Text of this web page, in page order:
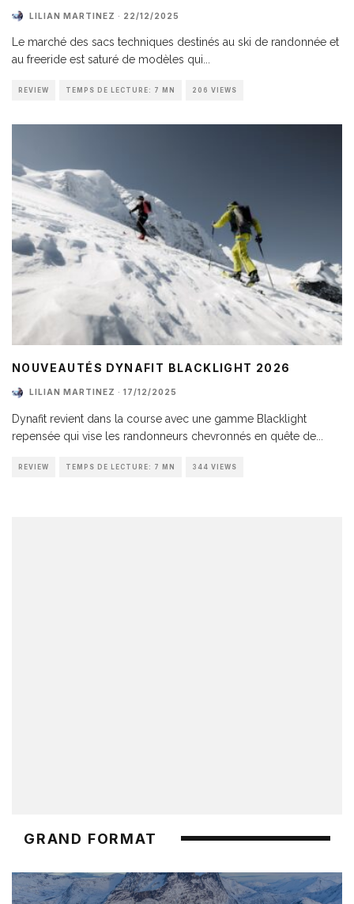
LILIAN MARTINEZ · 22/12/2025
Le marché des sacs techniques destinés au ski de randonnée et
au freeride est saturé de modèles qui
REVIEW TEMPS DE LECTURE: 7 MN 206 VIEWS
NOUVEAUTÉS DYNAFIT BLACKLIGHT 2026
LILIAN MARTINEZ · 17/12/2025
Dynafit revient dans la course avec une gamme Blacklight
repensée qui vise les randonneurs chevronnés en quête de
REVIEW TEMPS DE LECTURE: 7 MN 344 VIEWS
GRAND FORMAT